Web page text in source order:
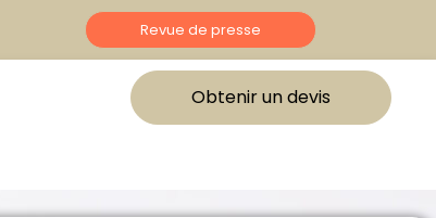
Revue de presse
Obtenir un devis